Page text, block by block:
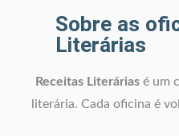
Sobre as
Literárias
Receitas Literárias é um
literária. Cada oficina é